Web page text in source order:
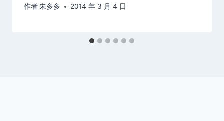
作者朱多多 2014 年 3 月 4 日